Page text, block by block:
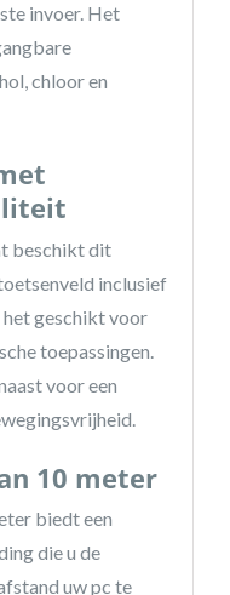
invoer. Het
chloor en
beschikt dit
inclusief
geschikt voor
toepassingen.
voor een
10 meter
biedt een
die u de
uw pc te